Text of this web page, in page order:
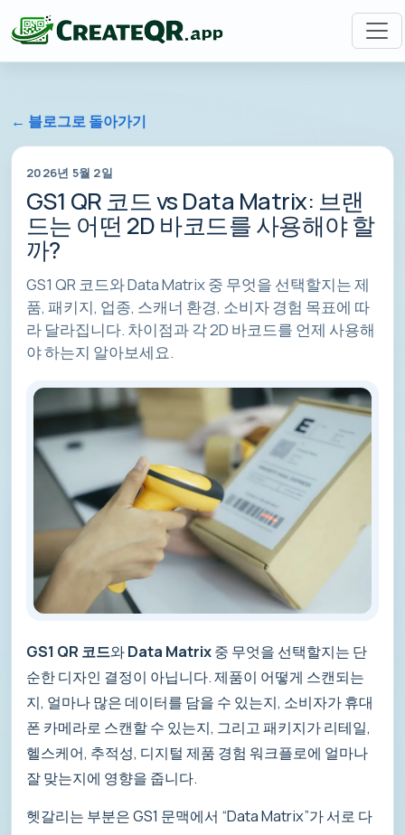
← 블로그로 돌아가기
2026년 5월 2일
GS1 QR 코드 vs Data Matrix: 브랜
드는 어떤 2D 바코드를 사용해야 할
까?
GS1 QR 코드와 Data Matrix 중 무엇을 선택할지는 제
품, 패키지, 업종, 스캐너 환경, 소비자 경험 목표에 따
라 달라집니다. 차이점과 각 2D 바코드를 언제 사용해
야 하는지 알아보세요.
GS1 QR 코드와Data Matrix중 무엇을 선택할지는 단
순한 디자인 결정이 아닙니다. 제품이 어떻게 스캔되는
지, 얼마나 많은 데이터를 담을 수 있는지, 소비자가 휴대
폰 카메라로 스캔할 수 있는지, 그리고 패키지가 리테일,
헬스케어, 추적성, 디지털 제품 경험 워크플로에 얼마나
잘 맞는지에 영향을 줍니다.
헷갈리는 부분은 GS1 문맥에서 “Data Matrix”가 서로 다